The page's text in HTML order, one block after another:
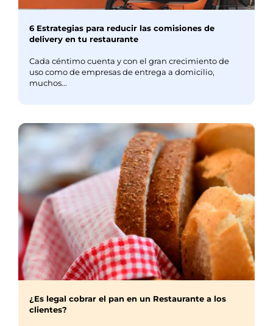
6 Estrategias para reducir las comisiones de
delivery en tu restaurante
Cada céntimo cuenta y con el gran crecimiento de
uso como de empresas de entrega a domicilio,
muchos...
¿Es legal cobrar el pan en un Restaurante a los
clientes?